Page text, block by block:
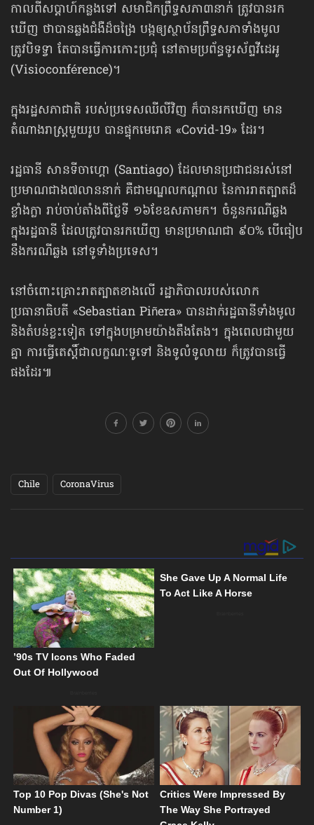
កាលពីសប្ដាហ៍កន្លងទៅ សមាជិកព្រឹទ្ធសភា៣នាក់ ត្រូវបានរក
ឃើញ ថាបានឆ្លង​ជំងឺ​ដ៏ចង្រៃ បង្កឲ្យស្ថាប័នព្រឹទ្ធសភាទាំងមូល
ត្រូវបិទទ្វា តែបានធ្វើការកោះប្រជុំ នៅតាម​ប្រព័ន្ធទូរស័ព្ទវីដេអូ
(Visioconférence)។
ក្នុងរដ្ឋសភាជាតិ របស់ប្រទេសឈីលីវិញ ក៏បានរកឃើញ មាន
តំណាងរាស្ត្រមួយរូប បានផ្ទុក​​មេរោគ «Covid-19» ដែរ។
រដ្ឋធានី សានទីចាហ្គោ (Santiago) ដែលមានប្រជាជនរស់នៅ
ប្រមាណជាង៧លាននាក់ គឺជាមណ្ឌលកណ្ដាល នៃការរាតត្បាតដ៏
ខ្លាំងក្លា រាប់ចាប់តាំងពីថ្ងៃទី ១៦ខែឧសភាមក។ ចំនួនករណីឆ្លង
ក្នុងរដ្ឋធានី ដែលត្រូវបានរកឃើញ មានប្រមាណជា ៩០% បើធៀប
នឹង​ករណីឆ្លង នៅទូទាំងប្រទេស។
នៅចំពោះគ្រោះ​រាតត្បាតខាងលើ រដ្ឋាភិបាលរបស់លោក
ប្រធានាធិបតី «Sebastian Piñera» បានដាក់រដ្ឋធានីទាំងមូល
និងតំបន់​ខ្លះទៀត ទៅក្នុងបម្រាម​យ៉ាងតឹងតែង។ ក្នុងពេលជាមួយ
គ្នា ការធ្វើតេស្ដិ៍ជាលក្ខណៈទូទៅ និងទូលំទូលាយ ក៏ត្រូវបានធ្វើ
ផងដែរ៕
Chile CoronaVirus